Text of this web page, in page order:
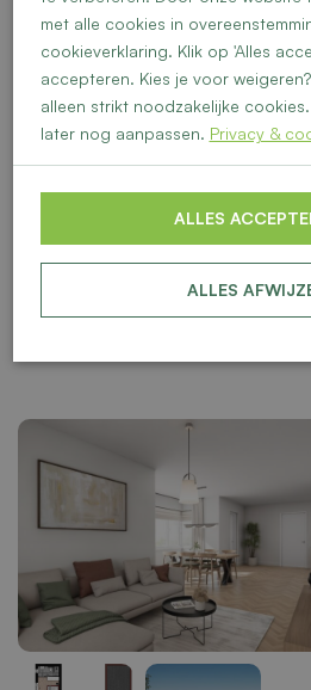
met alle cookies in
cookieverklaring. Klik op 'Alles
accepteren. Kies je voor
alleen strikt noodzakelijke
later nog aanpassen. Privacy &
ALLES
ALLES